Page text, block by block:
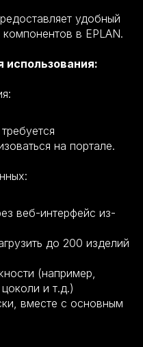
удобный
в EPLAN.
использования:
на портале.
веб-интерфейс из-
до 200 изделий
(например,
и т.д.)
вместе с основным